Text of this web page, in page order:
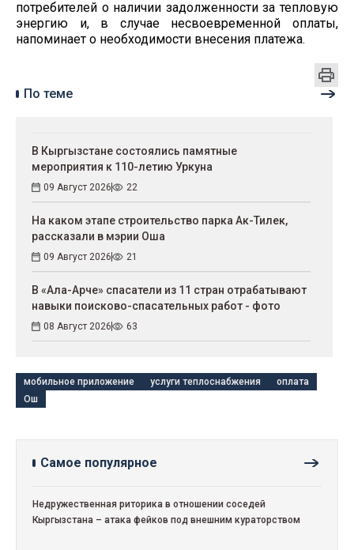
потребителей о наличии задолженности за тепловую
энергию и, в случае несвоевременной оплаты,
напоминает о необходимости внесения платежа.
По теме
В Кыргызстане состоялись памятные
мероприятия к 110-летию Уркуна
09 Август 2026 22
На каком этапе строительство парка Ак-Тилек,
рассказали в мэрии Оша
09 Август 2026 21
В «Ала-Арче» спасатели из 11 стран отрабатывают
навыки поисково-спасательных работ - фото
08 Август 2026 63
мобильное приложение услуги теплоснабжения
оплата
Ош
Самое популярное
Недружественная риторика в отношении соседей
Кыргызстана – атака фейков под внешним кураторством